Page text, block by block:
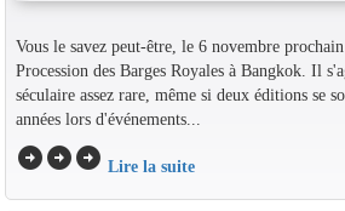
Vous le savez peut-être, le 6 novembre
Procession des Barges Royales à Bangkok. Il
séculaire assez rare, même si deux éditions se
années lors d'événements...
arrow_circle_rightarrow_circle_rightarrow_circle_right Lire la suite